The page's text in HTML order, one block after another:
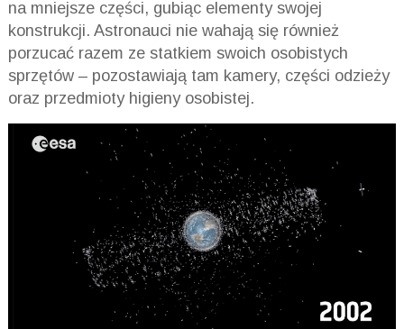
na mniejsze części, gubiąc elementy swojej
konstrukcji. Astronauci nie wahają się również
porzucać razem ze statkiem swoich osobistych
sprzętów – pozostawiają tam kamery, części odzieży
oraz przedmioty higieny osobistej.